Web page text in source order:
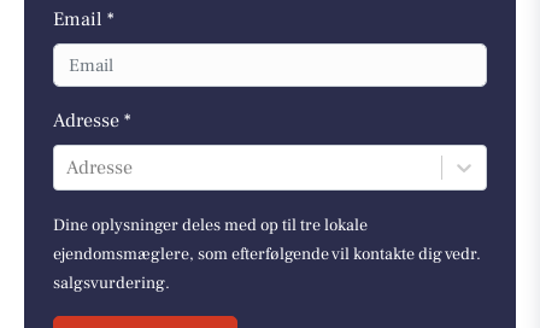
Email *
Adresse *
Adresse
Dine oplysninger deles med op til tre lokale
ejendomsmæglere, som efterfølgende vil kontakte dig vedr.
salgsvurdering.